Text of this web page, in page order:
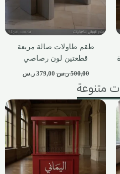
طقم طاولات صالة مربعة
قطعتين لون رصاصي
500,00 ر.س 379,00 ر.س
متنوعة